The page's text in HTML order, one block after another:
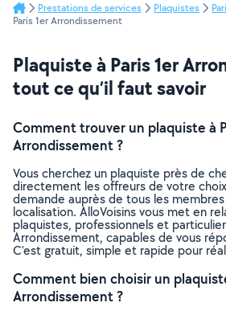
Prestations de services Plaquistes
Paris 1er Arrondissement
Plaquiste à Paris 1er
tout ce qu’il faut savoir
Comment trouver un plaquiste à
Arrondissement ?
Vous cherchez un plaquiste près de
directement les offreurs de votre
demande auprès de tous les
localisation. AlloVoisins vous met en
plaquistes, professionnels et
Arrondissement, capables de vous
C’est gratuit, simple et rapide pour
Comment bien choisir un
Arrondissement ?